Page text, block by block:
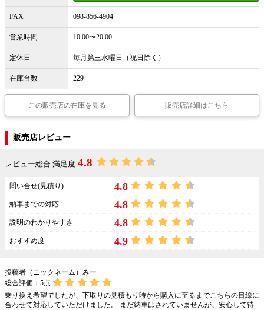
FAX 098-856-4904
営業時間 10:00〜20:00
定休日 毎月第三水曜日（祝日除く）
在庫台数 229
この販売店の在庫を見る 販売店詳細はこちら
販売店レビュー
レビュー総合 満足度 4.8
問い合せ(見積り) 4.8
納車までの対応 4.8
説明のわかりやすさ 4.8
おすすめ度 4.9
投稿者（ニックネーム）みー
総合評価： 5点
乗り換え希望でしたが、下取りの見積もり時から購入に至るまでこちらの目線に
合わせて対応していただけました。 まだ納車はされていませんが、安心して待